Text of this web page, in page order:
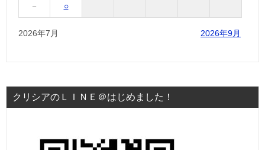
－
○
2026年7月 2026年9月
クリシアのＬＩＮＥ＠はじめました！